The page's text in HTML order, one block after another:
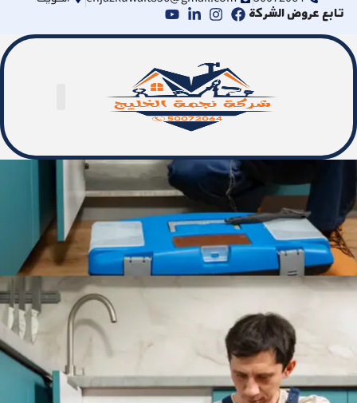
تابع عروض الشركة